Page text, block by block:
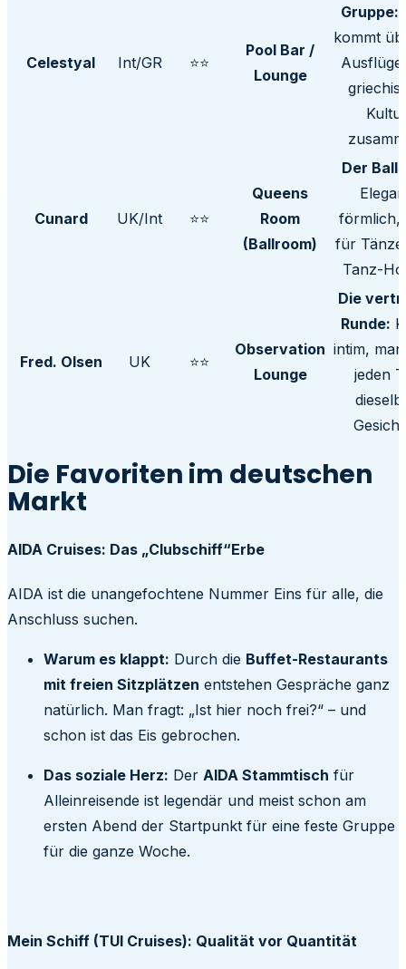
Celestyal Int/GR ⭐⭐
Pool Bar /
Lounge
Gruppe:
kommt
Cunard UK/Int ⭐⭐
Queens
Room
(Ballroom)
Der
förmlich,
für
Tanz-
Fred. Olsen UK ⭐⭐
Observation
Lounge
Die
Runde:
intim,
jeden
Die Favoriten im deutschen
Markt
AIDA Cruises: Das „Clubschiff“Erbe
AIDA ist die unangefochtene Nummer Eins für alle, die
Anschluss suchen.
Warum es klappt: Durch die Buffet-Restaurants
mit freien Sitzplätzen entstehen Gespräche ganz
natürlich. Man fragt: „Ist hier noch frei?“ – und
schon ist das Eis gebrochen.
Das soziale Herz: Der AIDA Stammtisch für
Alleinreisende ist legendär und meist schon am
ersten Abend der Startpunkt für eine feste Gruppe
für die ganze Woche.
Mein Schiff (TUI Cruises): Qualität vor Quantität